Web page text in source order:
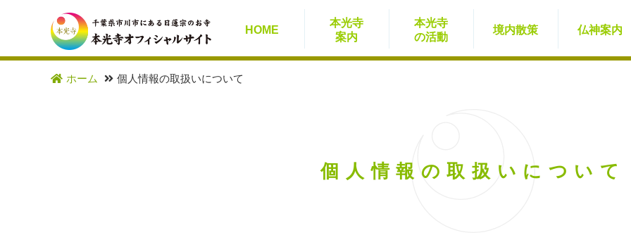
HOME
本光寺
案内
本光寺
の活動
境内散策 仏神案内
ホーム 個人情報の取扱いについて
個人情報の取扱いについて